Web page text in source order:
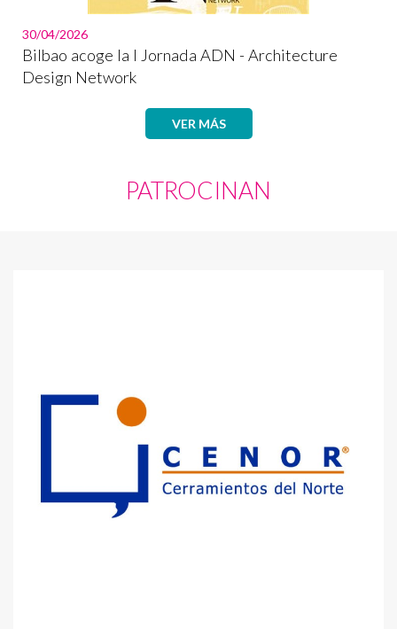
30/04/2026
Bilbao acoge la I Jornada ADN - Architecture
Design Network
VER MÁS
PATROCINAN